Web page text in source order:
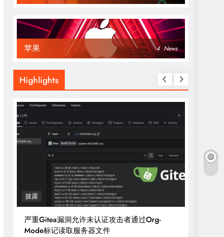
苹果 4 News
Highlights
披露
严重Gitea漏洞允许未认证攻击者通过Org-
Mode标记读取服务器文件